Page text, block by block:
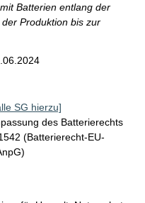
Batterien entlang der
Produktion bis zur
SG hierzu]
des Batterierechts
(Batterierecht-EU-